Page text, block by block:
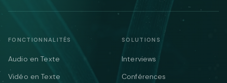
FONCTIONNALITÉS
Audio en Texte
Vidéo en Texte
SOLUTIONS
Interviews
Conférences